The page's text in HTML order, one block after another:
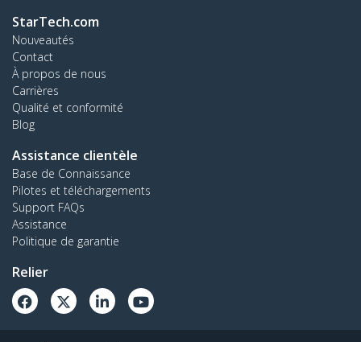
StarTech.com
Nouveautés
Contact
À propos de nous
Carrières
Qualité et conformité
Blog
Assistance clientèle
Base de Connaissance
Pilotes et téléchargements
Support FAQs
Assistance
Politique de garantie
Relier